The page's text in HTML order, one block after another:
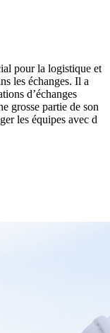
pour la logistique et
les échanges. Il a
d’échanges
grosse partie de son
les équipes avec d